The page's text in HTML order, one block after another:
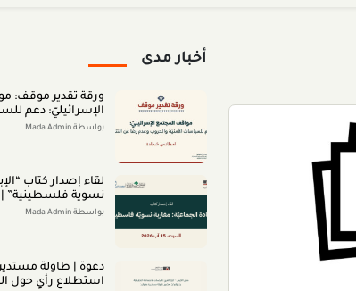
أخبار مدى
ورقة تقدير موقف:
الإسرائيليّ: دعم
والحروب وعدم رضا عن
بواسطة Mada Admin
لقاء إصدار كتاب
ﻧﺴﻮﻳﺔ ﻓﻠﺴﻄﻴﻨﻴﺔ” | 2026/8/15 |
بواسطة Mada Admin
استطلاع رأي حول